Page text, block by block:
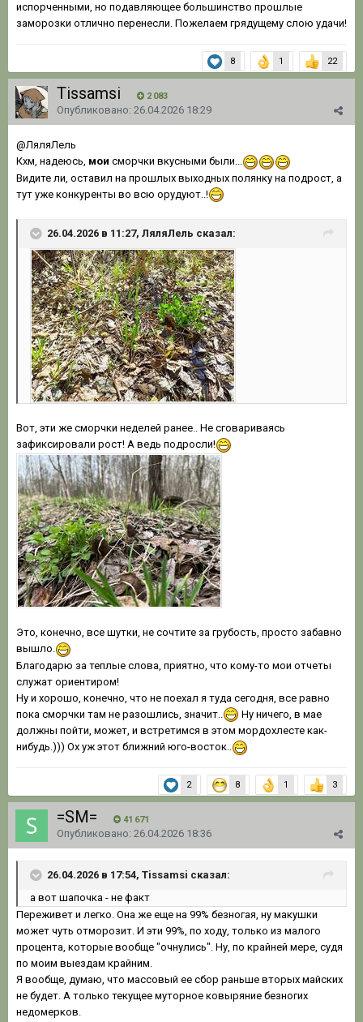
испорченными, но подавляющее большинство прошлые
заморозки отлично перенесли. Пожелаем грядущему слою удачи!
8 1 22
Tissamsi 2 083
Опубликовано: 26.04.2026 18:29
@ЛяляЛель
Кхм, надеюсь, мои сморчки вкусными были...
Видите ли, оставил на прошлых выходных полянку на подрост, а
тут уже конкуренты во всю орудуют..!
26.04.2026 в 11:27, ЛяляЛель сказал:
Вот, эти же сморчки неделей ранее.. Не сговариваясь
зафиксировали рост! А ведь подросли!
Это, конечно, все шутки, не сочтите за грубость, просто забавно
вышло.
Благодарю за теплые слова, приятно, что кому-то мои отчеты
служат ориентиром!
Ну и хорошо, конечно, что не поехал я туда сегодня, все равно
пока сморчки там не разошлись, значит..
Ну ничего, в мае
должны пойти, может, и встретимся в этом мордохлесте как-
нибудь.))) Ох уж этот ближний юго-восток..
2 8 1 3
=SM= 41 671
Опубликовано: 26.04.2026 18:36
26.04.2026 в 17:54, Tissamsi сказал:
а вот шапочка - не факт
Переживет и легко. Она же еще на 99% безногая, ну макушки
может чуть отморозит. И эти 99%, по ходу, только из малого
процента, которые вообще "очнулись". Ну, по крайней мере, судя
по моим выездам крайним.
Я вообще, думаю, что массовый ее сбор раньше вторых майских
не будет. А только текущее муторное ковыряние безногих
недомерков.